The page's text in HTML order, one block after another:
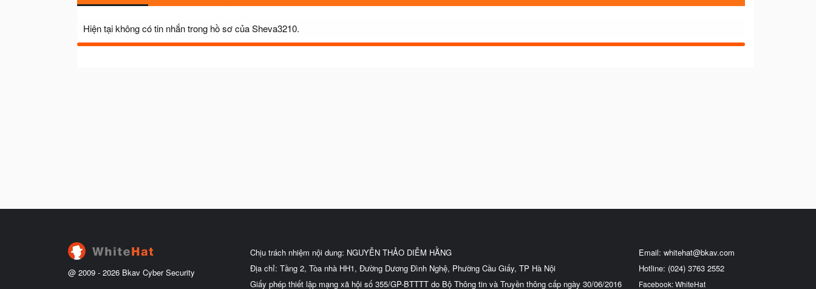
Hiện tại không có tin nhắn trong hồ sơ của Sheva3210.
@ 2009 - 2026 Bkav Cyber Security
Chịu trách nhiệm nội dung: NGUYỄN THẢO DIỄM HẰNG
Địa chỉ: Tầng 2, Tòa nhà HH1, Đường Dương Đình Nghệ, Phường Cầu Giấy, TP Hà Nội
Giấy phép thiết lập mạng xã hội số 355/GP-BTTTT do Bộ Thông tin và Truyền thông cấp ngày 30/06/2016
Email: whitehat@bkav.com
Hotline: (024) 3763 2552
Facebook: WhiteHat